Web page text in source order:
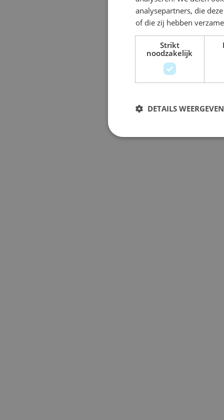
analysepartners, die
of die zij hebben
Strikt
noodzakelijk
DETAILS WEERGEVEN